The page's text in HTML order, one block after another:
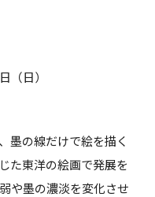
（日）
墨の線だけで絵を描く
た東洋の絵画で発展を
や墨の濃淡を変化させ